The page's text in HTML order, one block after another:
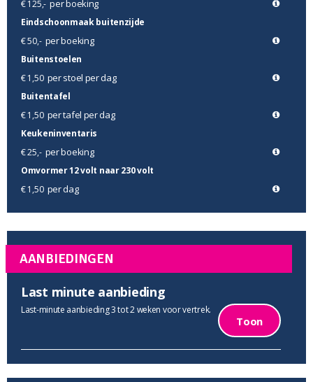
€ 125,-per boeking
Eindschoonmaak buitenzijde
€ 50,- per boeking
Buitenstoelen
€ 1,50 per stoel per dag
Buitentafel
€ 1,50 per tafel per dag
Keukeninventaris
€ 25,- per boeking
Omvormer 12 volt naar 230 volt
€ 1,50 per dag
AANBIEDINGEN
Last minute aanbieding
Last-minute aanbieding 3 tot 2 weken voor vertrek.
Toon